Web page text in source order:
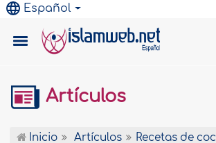
Español
Artículos
Inicio Artículos Recetas de